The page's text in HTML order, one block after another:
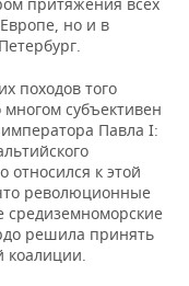
но и в
походов того
субъективен
Павла I:
относился к этой
революционные
средиземноморские
решила принять
коалиции.